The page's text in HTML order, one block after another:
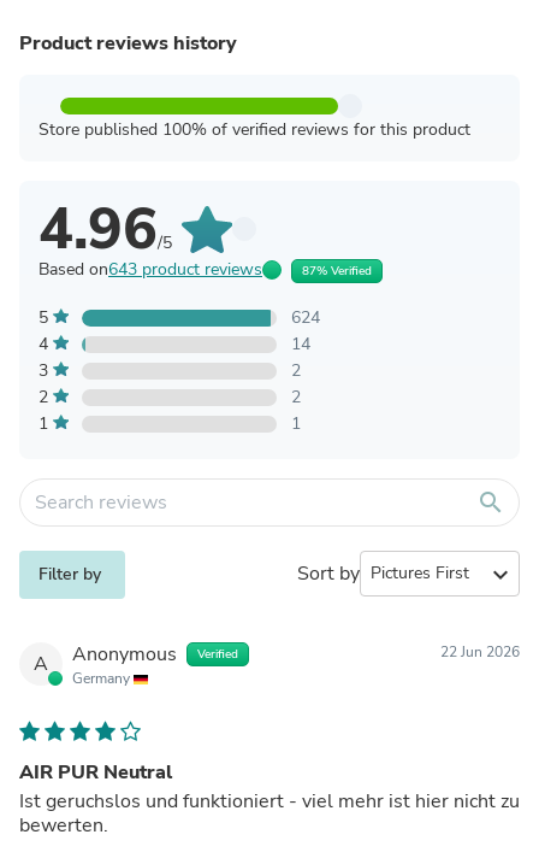
Product reviews history
Store published 100% of verified reviews for this product
4.96/5
Based on643 product reviews 87% Verified
5
624
4
14
3
2
2
2
1
1
search
Filter by Sort by expand_more
A Anonymous Verified
Germany
22 Jun 2026
AIR PUR Neutral
Ist geruchslos und funktioniert - viel mehr ist hier nicht zu
bewerten.